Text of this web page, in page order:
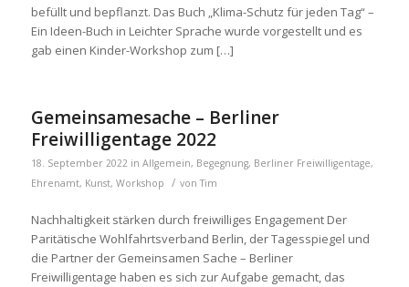
befüllt und bepflanzt. Das Buch „Klima-Schutz für jeden Tag“ –
Ein Ideen-Buch in Leichter Sprache wurde vorgestellt und es
gab einen Kinder-Workshop zum […]
Gemeinsamesache – Berliner
Freiwilligentage 2022
18. September 2022 in Allgemein, Begegnung, Berliner Freiwilligentage,
Ehrenamt, Kunst, Workshop / vonTim
Nachhaltigkeit stärken durch freiwilliges Engagement Der
Paritätische Wohlfahrtsverband Berlin, der Tagesspiegel und
die Partner der Gemeinsamen Sache – Berliner
Freiwilligentage haben es sich zur Aufgabe gemacht, das